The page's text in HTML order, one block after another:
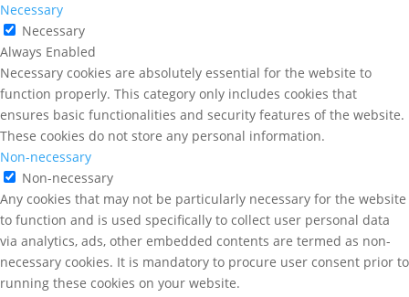
Necessary
Necessary
Always Enabled
Necessary cookies are absolutely essential for the website to
function properly. This category only includes cookies that
ensures basic functionalities and security features of the website.
These cookies do not store any personal information.
Non-necessary
Non-necessary
Any cookies that may not be particularly necessary for the website
to function and is used specifically to collect user personal data
via analytics, ads, other embedded contents are termed as non-
necessary cookies. It is mandatory to procure user consent prior to
running these cookies on your website.